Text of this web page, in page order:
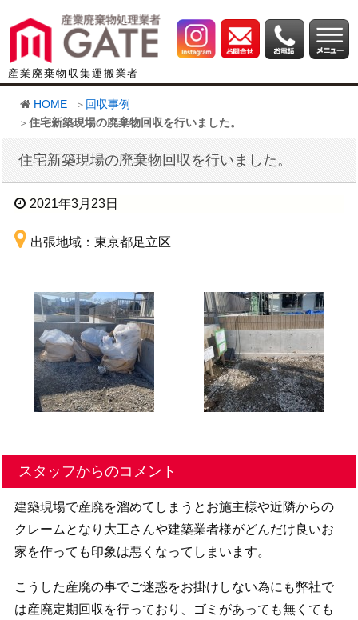
産業廃棄物収集運搬業者
HOME
回収事例
住宅新築現場の廃棄物回収を行いました。
住宅新築現場の廃棄物回収を行いました。
2021年3月23日
出張地域：東京都足立区
スタッフからのコメント
建築現場で産廃を溜めてしまうとお施主様や近隣からの
クレームとなり大工さんや建築業者様がどんだけ良いお
家を作っても印象は悪くなってしまいます。
こうした産廃の事でご迷惑をお掛けしない為にも弊社で
は産廃定期回収を行っており、ゴミがあっても無くても